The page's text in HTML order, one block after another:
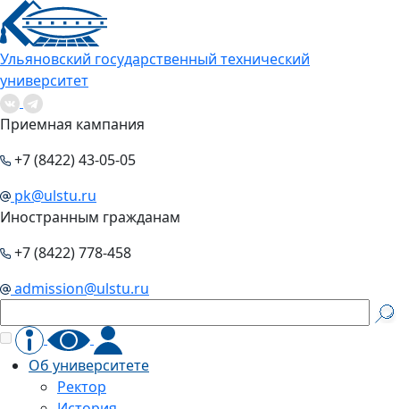
Ульяновский государственный технический
университет
Приемная кампания
+7 (8422) 43-05-05
pk@ulstu.ru
Иностранным гражданам
+7 (8422) 778-458
admission@ulstu.ru
Об университете
Ректор